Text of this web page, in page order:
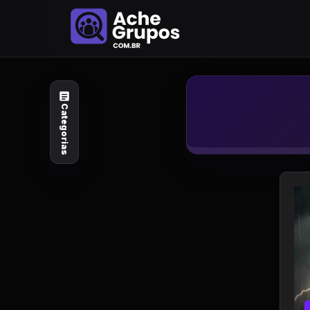
Explore por
assunto
Animais e Natureza
Arte e Design
Categorias